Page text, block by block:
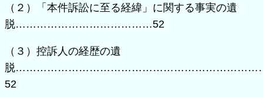
（２）「本件訴訟に至る経緯」に関する事実の遺
脱…………………………………52
（３）控訴人の経歴の遺
脱
52